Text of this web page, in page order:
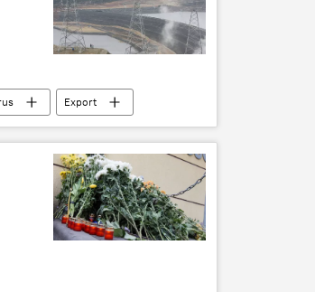
Export